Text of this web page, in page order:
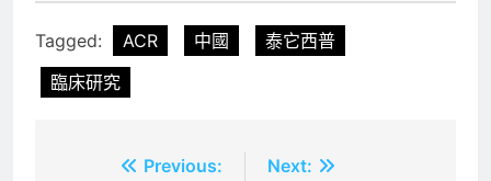
Tagged: ACR 中國
泰它西普
臨床研究
Previous:
Next: